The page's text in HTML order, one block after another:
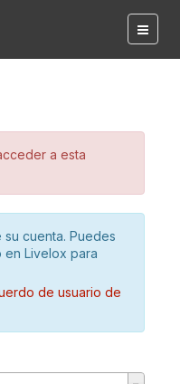
a esta
cuenta. Puedes
en Livelox para
de usuario de